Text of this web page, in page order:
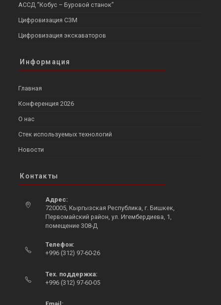
АССД “Кобус – Буровой станок”
Цифровизация СЗМ
Цифровизация экскаваторов
Информация
Главная
Конференция 2026
О нас
Стек используемых технологий
Новости
Контакты
Адрес:
720005, Кыргызская Республика, г. Бишкек,
Первомайский район, ул. Игембердиева, 1,
помещение 308-Д
in
a
tab
Телефон:
+996 (312) 97-60-26
in
your
Тех. поддержка:
+996 (312) 97-60-05
in